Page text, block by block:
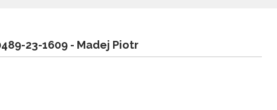
23-1609 - Madej Piotr